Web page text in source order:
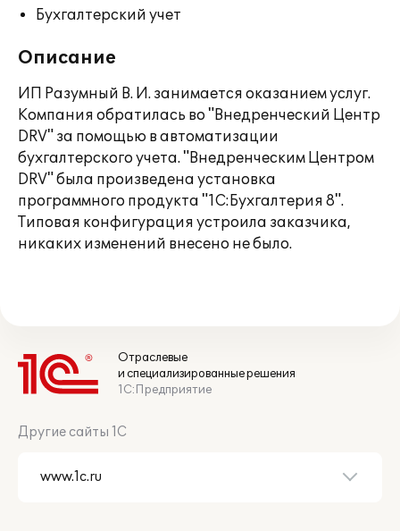
Бухгалтерский учет
Описание
ИП Разумный В. И. занимается оказанием услуг.
Компания обратилась во "Внедренческий Центр
DRV" за помощью в автоматизации
бухгалтерского учета. "Внедренческим Центром
DRV" была произведена установка
программного продукта "1С:Бухгалтерия 8".
Типовая конфигурация устроила заказчика,
никаких изменений внесено не было.
Отраслевые
и специализированные решения
1С:Предприятие
Другие сайты 1С